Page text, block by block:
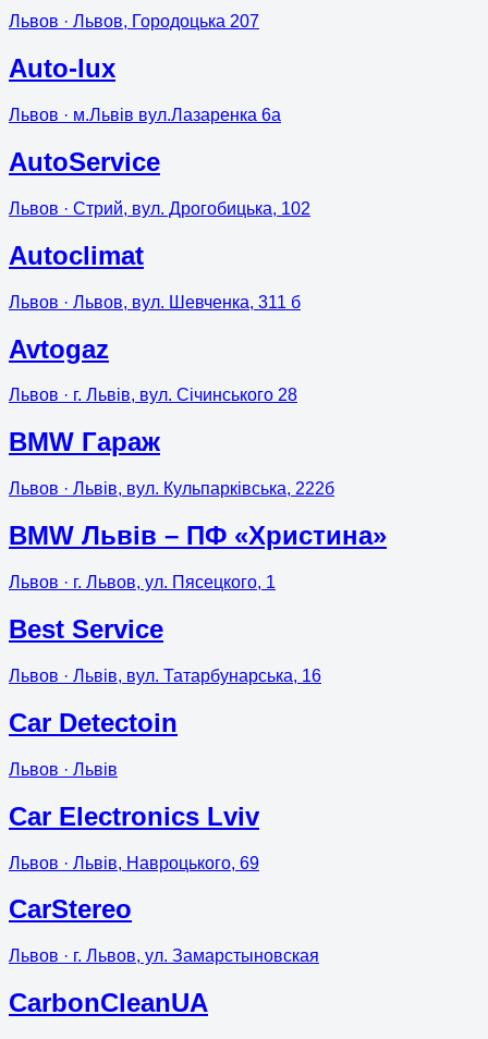
Львов · Львов, Городоцька 207
Auto-lux
Львов · м.Львів вул.Лазаренка 6а
AutoService
Львов · Стрий, вул. Дрогобицька, 102
Autoclimat
Львов · Львов, вул. Шевченка, 311 б
Avtogaz
Львов · г. Львів, вул. Січинського 28
BMW Гараж
Львов · Львів, вул. Кульпарківська, 222б
BMW Львів – ПФ «Христина»
Львов · г. Львов, ул. Пясецкого, 1
Best Service
Львов · Львів, вул. Татарбунарська, 16
Car Detectoin
Львов · Львів
Car Electronics Lviv
Львов · Львів, Навроцького, 69
CarStereo
Львов · г. Львов, ул. Замарстыновская
CarbonCleanUA